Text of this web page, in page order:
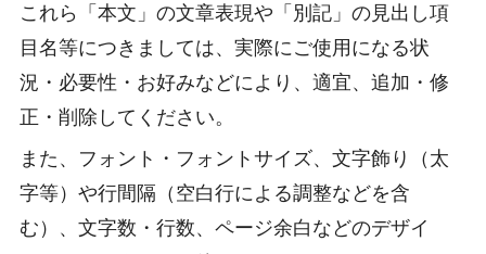
これら「本文」の文章表現や「別記」の見出し項
目名等につきましては、実際にご使用になる状
況・必要性・お好みなどにより、適宜、追加・修
正・削除してください。
また、フォント・フォントサイズ、文字飾り（太
字等）や行間隔（空白行による調整などを含
む）、文字数・行数、ページ余白などのデザイ